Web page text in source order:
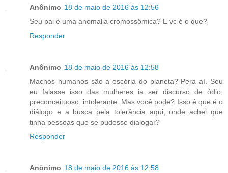
Anônimo 18 de maio de 2016 às 12:56
Seu pai é uma anomalia cromossômica? E vc é o que?
Responder
Anônimo 18 de maio de 2016 às 12:58
Machos humanos são a escória do planeta? Pera aí. Seu
eu falasse isso das mulheres ia ser discurso de ódio,
preconceituoso, intolerante. Mas você pode? Isso é que é o
diálogo e a busca pela tolerância aqui, onde achei que
tinha pessoas que se pudesse dialogar?
Responder
Anônimo 18 de maio de 2016 às 12:58